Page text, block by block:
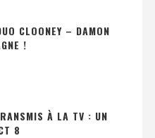
CLOONEY – DAMON
!
À LA TV : UN
8